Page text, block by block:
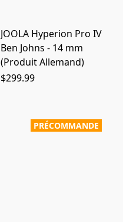
JOOLA Hyperion Pro IV
Ben Johns - 14 mm
(Produit Allemand)
$299.99
PRÉCOMMANDE